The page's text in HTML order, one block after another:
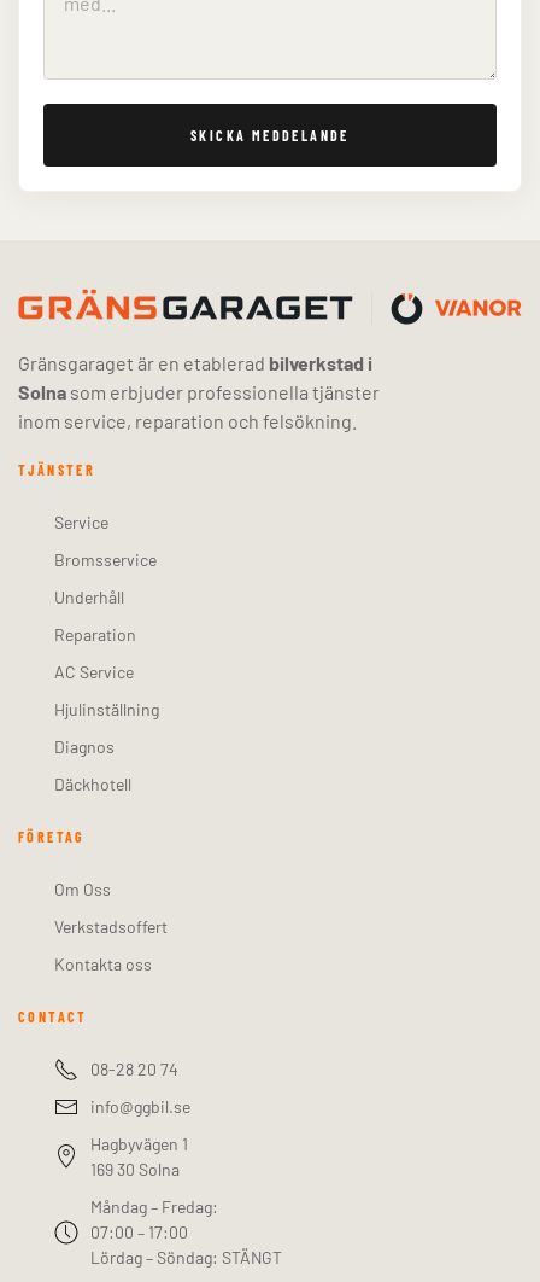
Gränsgaraget är en etablerad bilverkstad i
Solna som erbjuder professionella tjänster
inom service, reparation och felsökning.
TJÄNSTER
Service
Bromsservice
Underhåll
Reparation
AC Service
Hjulinställning
Diagnos
Däckhotell
FÖRETAG
Om Oss
Verkstadsoffert
Kontakta oss
CONTACT
08-28 20 74
info@ggbil.se
Hagbyvägen 1
169 30 Solna
Måndag – Fredag:
07:00 – 17:00
Lördag – Söndag: STÄNGT